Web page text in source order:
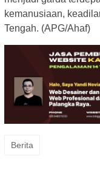
kemanusiaan,
Tengah. (APG/Ahaf)
Berita